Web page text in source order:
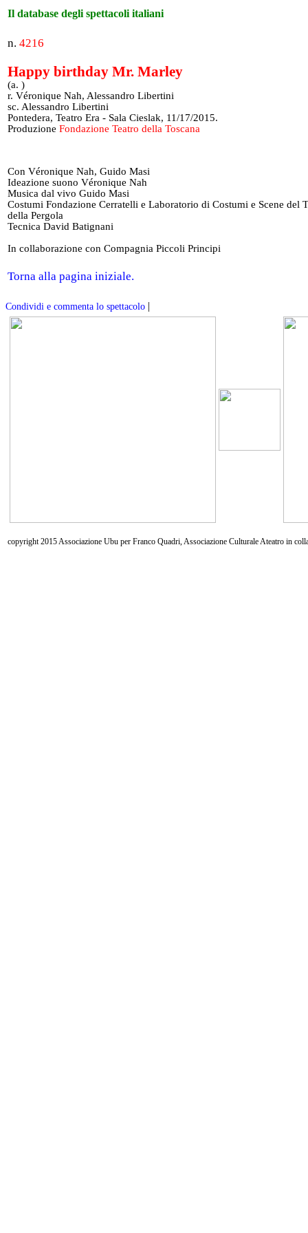
Il database degli spettacoli italiani
n. 4216
Happy birthday Mr. Marley
(a. )
r. Véronique Nah, Alessandro Libertini
sc. Alessandro Libertini
Pontedera, Teatro Era - Sala Cieslak, 11/17/2015.
Produzione Fondazione Teatro della Toscana
Con Véronique Nah, Guido Masi
Ideazione suono Véronique Nah
Musica dal vivo Guido Masi
Costumi Fondazione Cerratelli e Laboratorio di Costumi e Scene del
della Pergola
Tecnica David Batignani
In collaborazione con Compagnia Piccoli Principi
Torna alla pagina iniziale.
Condividi e commenta lo spettacolo |
copyright 2015 Associazione Ubu per Franco Quadri, Associazione Culturale Ateatro in